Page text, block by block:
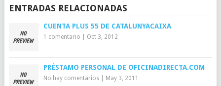
ENTRADAS RELACIONADAS
CUENTA PLUS 55 DE CATALUNYACAIXA
1 comentario Oct 3, 2012
PRÉSTAMO PERSONAL DE OFICINADIRECTA.COM
No hay comentarios| May 3, 2011